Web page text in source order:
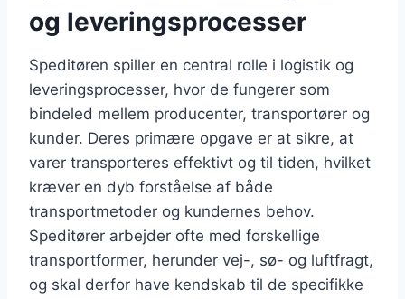
og leveringsprocesser
Speditøren spiller en central rolle i logistik og
leveringsprocesser, hvor de fungerer som
bindeled mellem producenter, transportører og
kunder. Deres primære opgave er at sikre, at
varer transporteres effektivt og til tiden, hvilket
kræver en dyb forståelse af både
transportmetoder og kundernes behov.
Speditører arbejder ofte med forskellige
transportformer, herunder vej-, sø- og luftfragt,
og skal derfor have kendskab til de specifikke